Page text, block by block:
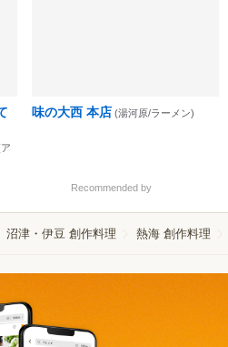
味の大西 本店 (湯河原/ラーメン)
Recommended by
沼津・伊豆 創作料理 熱海 創作料理